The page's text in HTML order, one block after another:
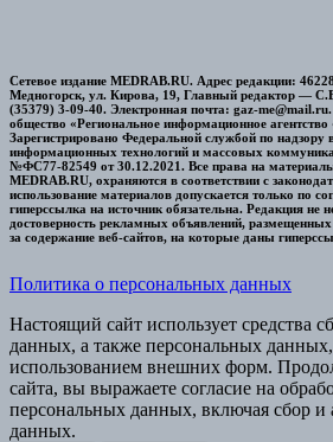
Сетевое издание MEDRAB.RU. Адрес редакции:
Медногорск, ул. Кирова, 19, Главный редактор —
(35379) 3-09-40. Электронная почта: gaz-
общество «Региональное информационное
Зарегистрировано Федеральной службой по надзору
информационных технологий и массовых
№ФС77-82549 от 30.12.2021. Все права на
MEDRAB.RU, охраняются в соответствии с
использование материалов допускается только по
гиперссылка на источник обязательна. Редакция не
достоверность рекламных объявлений,
за содержание веб-сайтов, на которые даны
Политика о персональных данных
Настоящий сайт использует средства
данных, а также персональных
использованием внешних форм.
сайта, вы выражаете согласие на
персональных данных, включая сбор и
данных.